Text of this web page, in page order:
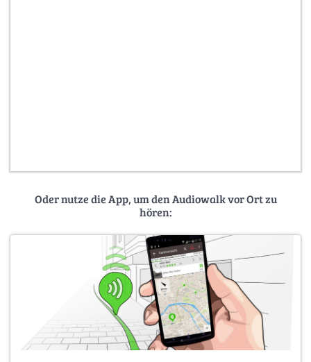
Oder nutze die App, um den Audiowalk vor Ort zu
hören: